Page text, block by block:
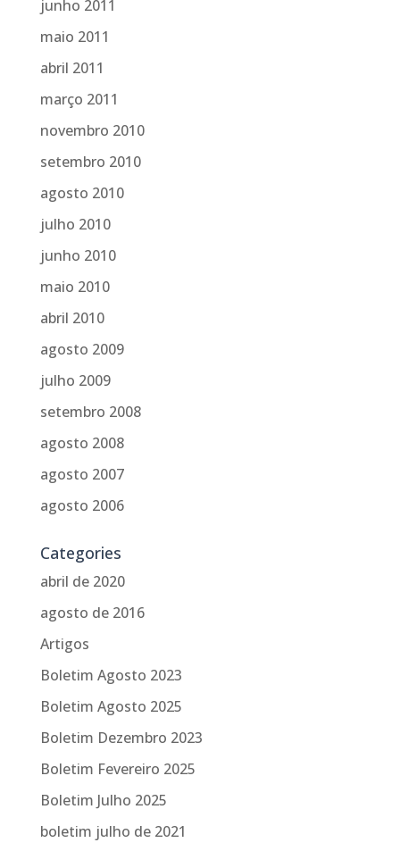
junho 2011
maio 2011
abril 2011
março 2011
novembro 2010
setembro 2010
agosto 2010
julho 2010
junho 2010
maio 2010
abril 2010
agosto 2009
julho 2009
setembro 2008
agosto 2008
agosto 2007
agosto 2006
Categories
abril de 2020
agosto de 2016
Artigos
Boletim Agosto 2023
Boletim Agosto 2025
Boletim Dezembro 2023
Boletim Fevereiro 2025
Boletim Julho 2025
boletim julho de 2021